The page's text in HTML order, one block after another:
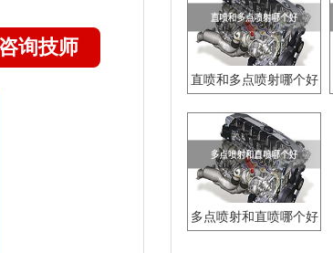
咨询技师
直喷和多点喷射哪个好
多点喷射和直喷哪个好